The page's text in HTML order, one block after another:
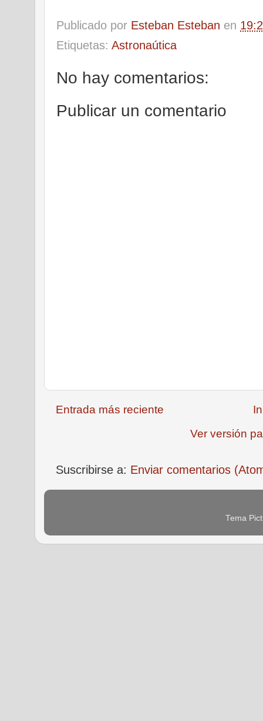
Publicado por Esteban Esteban en
Etiquetas: Astronaútica
No hay comentarios:
Publicar un comentario
Entrada más reciente
Ver versión
Suscribirse a: Enviar comentarios
Tema